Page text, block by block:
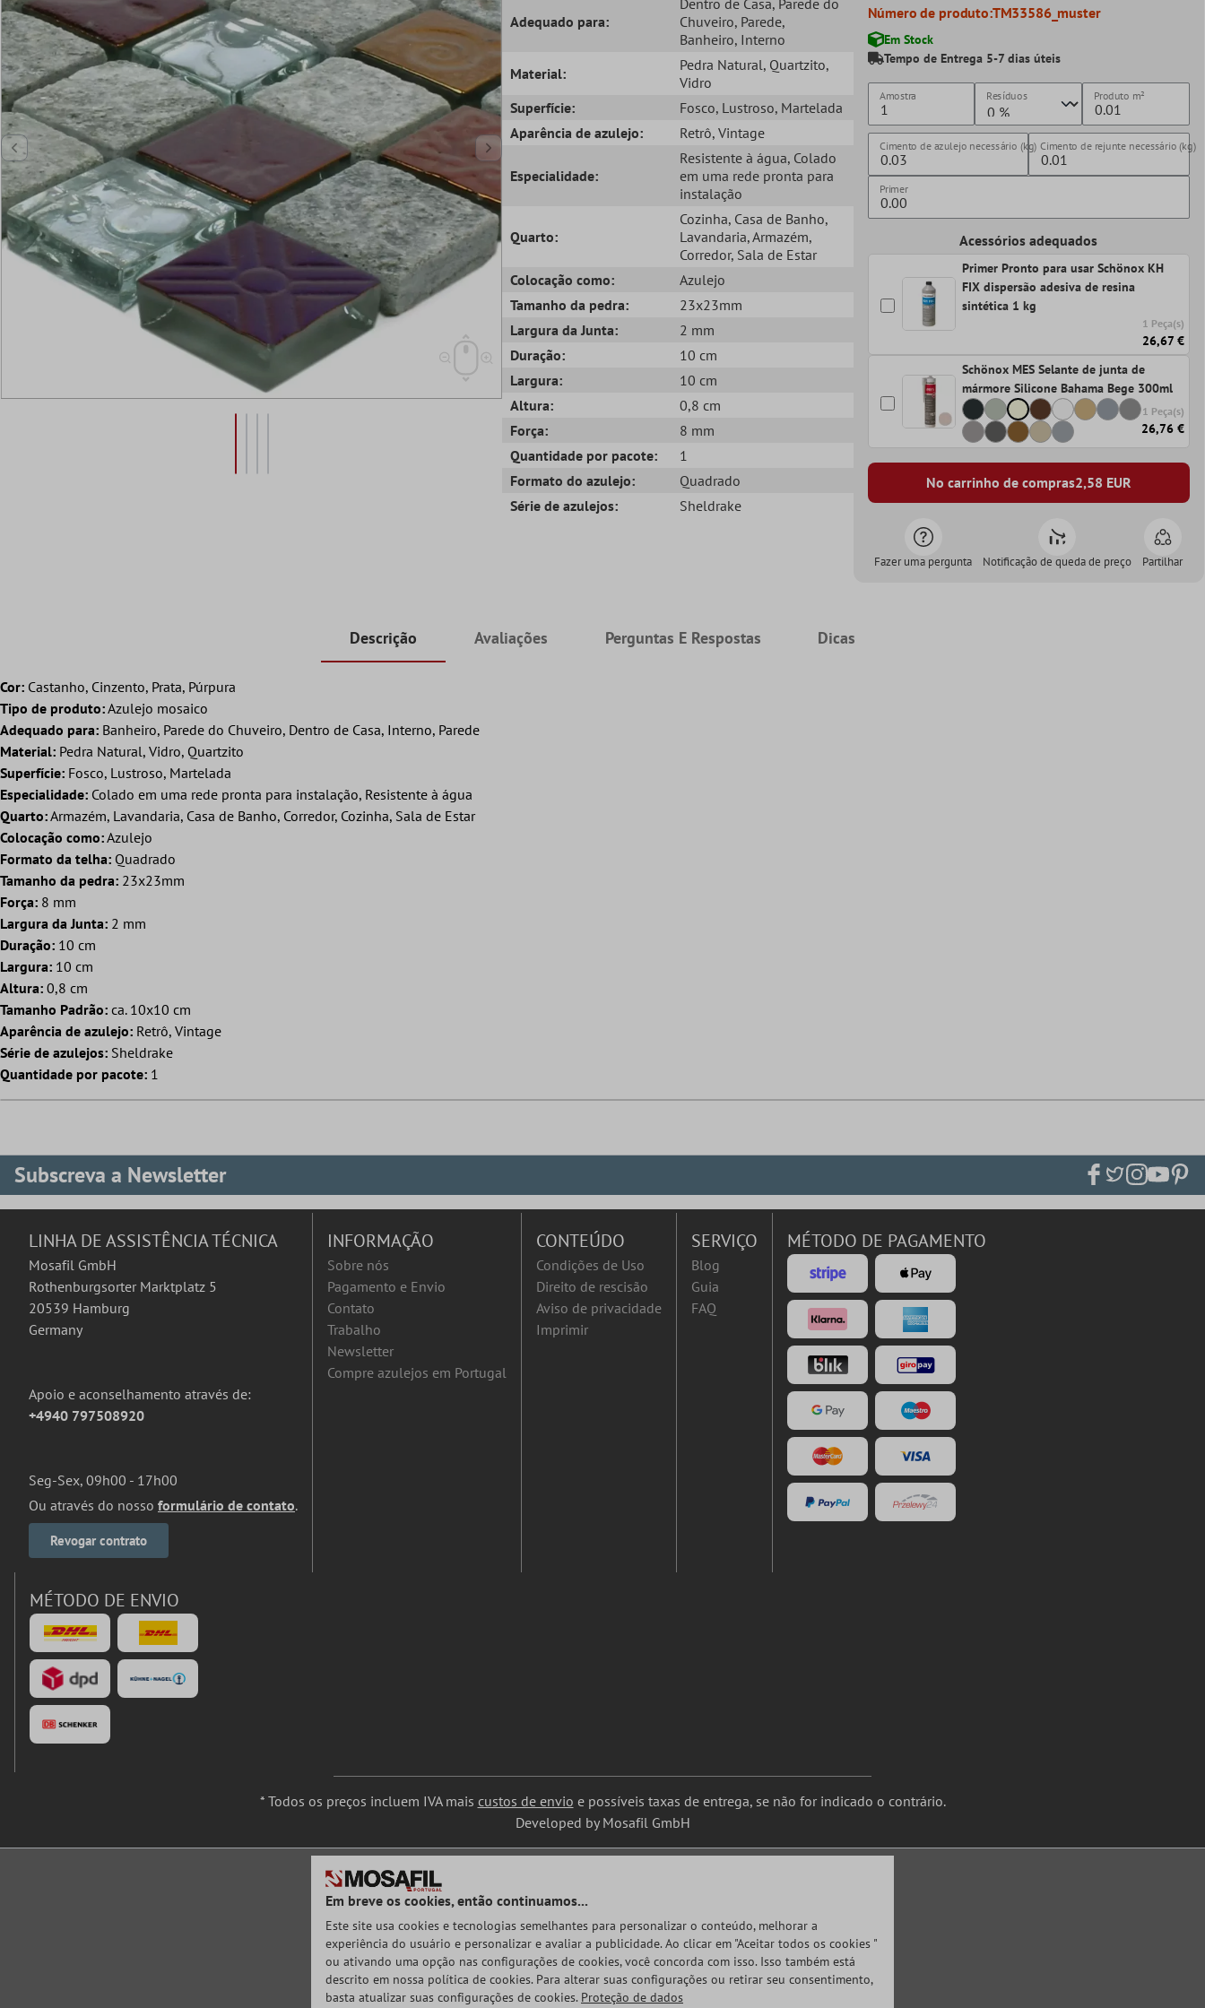
Adequado para:
Chuveiro, Parede,
Banheiro, Interno
Material:
Pedra Natural, Quartzito,
Vidro
Superfície:
Fosco, Lustroso, Martelada
Aparência de azulejo:
Retrô, Vintage
Especialidade:
Resistente à água, Colado
em uma rede pronta para
instalação
Quarto:
Cozinha, Casa de Banho,
Lavandaria, Armazém,
Corredor, Sala de Estar
Colocação como:
Azulejo
Tamanho da pedra:
23x23mm
Largura da Junta:
2 mm
Duração:
10 cm
Largura:
10 cm
Altura:
0,8 cm
Força:
8 mm
Quantidade por pacote:
1
Formato do azulejo:
Quadrado
Série de azulejos:
Sheldrake
Número de produto:TM33586_muster
Em Stock
Tempo de Entrega 5-7 dias úteis
Amostra Resíduos Produto m²
Cimento de azulejo necessário (kg) Cimento de rejunte necessário (kg)
Primer
Acessórios adequados
Primer Pronto para usar Schönox KH
FIX dispersão adesiva de resina
sintética 1 kg
1 Peça(s)
26,67 €
Schönox MES Selante de junta de
mármore Silicone Bahama Bege 300ml
1 Peça(s)
26,76 €
No carrinho de compras2,58 EUR
Fazer uma pergunta Notificação de queda de preço Partilhar
Descrição Avaliações Perguntas E Respostas Dicas
Cor: Castanho, Cinzento, Prata, Púrpura
Tipo de produto:Azulejo mosaico
Adequado para: Banheiro, Parede do Chuveiro, Dentro de Casa, Interno, Parede
Material: Pedra Natural, Vidro, Quartzito
Superfície: Fosco, Lustroso, Martelada
Especialidade: Colado em uma rede pronta para instalação, Resistente à água
Quarto:Armazém, Lavandaria, Casa de Banho, Corredor, Cozinha, Sala de Estar
Colocação como:Azulejo
Formato da telha: Quadrado
Tamanho da pedra: 23x23mm
Força: 8 mm
Largura da Junta: 2 mm
Duração: 10 cm
Largura: 10 cm
Altura: 0,8 cm
Tamanho Padrão: ca. 10x10 cm
Aparência de azulejo: Retrô, Vintage
Série de azulejos: Sheldrake
Quantidade por pacote: 1
Subscreva a Newsletter
LINHA DE ASSISTÊNCIA TÉCNICA
Mosafil GmbH
Rothenburgsorter Marktplatz 5
20539 Hamburg
Germany
Apoio e aconselhamento através de:
+4940 797508920
Seg-Sex, 09h00 - 17h00
Ou através do nosso formulário de contato.
Revogar contrato
INFORMAÇÃO
Sobre nós
Pagamento e Envio
Contato
Trabalho
Newsletter
Compre azulejos em Portugal
CONTEÚDO
Condições de Uso
Direito de rescisão
Aviso de privacidade
Imprimir
SERVIÇO
Blog
Guia
FAQ
MÉTODO DE PAGAMENTO
MÉTODO DE ENVIO
* Todos os preços incluem IVA mais custos de envio e possíveis taxas de entrega, se não for indicado o contrário.
Developed by Mosafil GmbH
Em breve os cookies, então continuamos...
Este site usa cookies e tecnologias semelhantes para personalizar o conteúdo, melhorar a
experiência do usuário e personalizar e avaliar a publicidade. Ao clicar em "Aceitar todos os cookies "
ou ativando uma opção nas configurações de cookies, você concorda com isso. Isso também está
descrito em nossa política de cookies. Para alterar suas configurações ou retirar seu consentimento,
basta atualizar suas configurações de cookies. Proteção de dados